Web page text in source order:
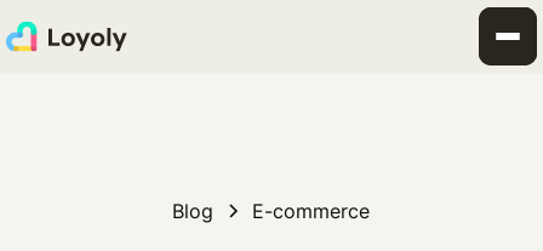
Blog E-commerce